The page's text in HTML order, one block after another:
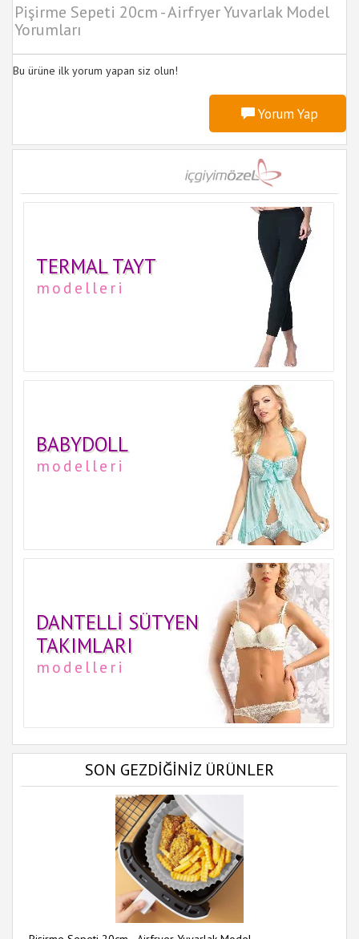
Pişirme Sepeti 20cm - Airfryer Yuvarlak Model
Yorumları
Bu ürüne ilk yorum yapan siz olun!
Yorum Yap
TERMAL TAYT
modelleri
BABYDOLL
modelleri
DANTELLI SÜTYEN
TAKIMLARI
modelleri
SON GEZDİĞİNİZ ÜRÜNLER